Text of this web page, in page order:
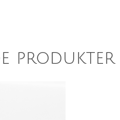
produkter